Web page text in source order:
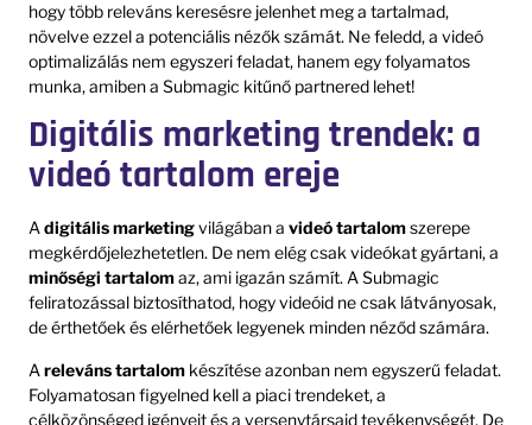
hogy több releváns keresésre jelenhet meg a tartalmad,
növelve ezzel a potenciális nézők számát. Ne feledd, a videó
optimalizálás nem egyszeri feladat, hanem egy folyamatos
munka, amiben a Submagic kitűnő partnered lehet!
Digitális marketing trendek: a
videó tartalom ereje
Adigitális marketingvilágában a videó tartalomszerepe
megkérdőjelezhetetlen. De nem elég csak videókat gyártani, a
minőségi tartalomaz, ami igazán számít. A Submagic
feliratozással biztosíthatod, hogy videóid ne csak látványosak,
de érthetőek és elérhetőek legyenek minden néződ számára.
Areleváns tartalom készítése azonban nem egyszerű feladat.
Folyamatosan figyelned kell a piaci trendeket, a
célközönséged igényeit és a versenytársaid tevékenységét. De